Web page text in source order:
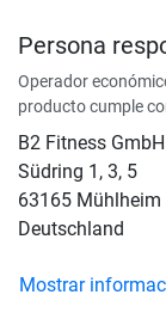
Persona
Operador
producto cumple
B2 Fitness GmbH
Südring 1, 3, 5
63165
Deutschland
Mostrar